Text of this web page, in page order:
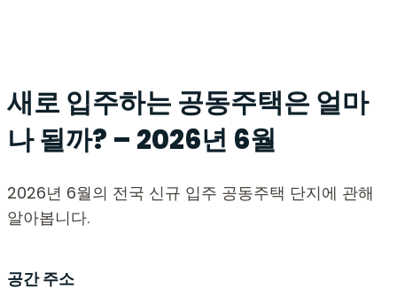
새로 입주하는 공동주택은 얼마
나 될까? – 2026년 6월
2026년 6월의 전국 신규 입주 공동주택 단지에 관해
알아봅니다.
공간 주소